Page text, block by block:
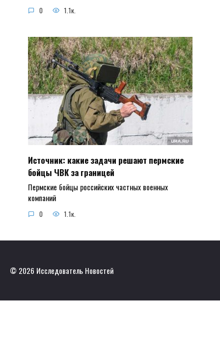
0 1.1к.
Источник: какие задачи решают пермские
бойцы ЧВК за границей
Пермские бойцы российских частных военных
компаний
0 1.1к.
© 2026 Исследователь Новостей